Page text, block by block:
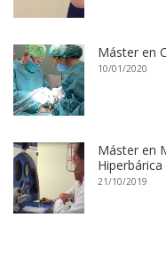
Máster en
10/01/2020
Máster en
Hiperbárica
21/10/2019